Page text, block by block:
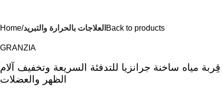
Home العلاجات بالحرارة والتبريد Back to products
GRANZIA
قِربة مياه ساخنة جرانزيا للتدفئة السريعة وتخفيف آلام
الظهر والعضلات